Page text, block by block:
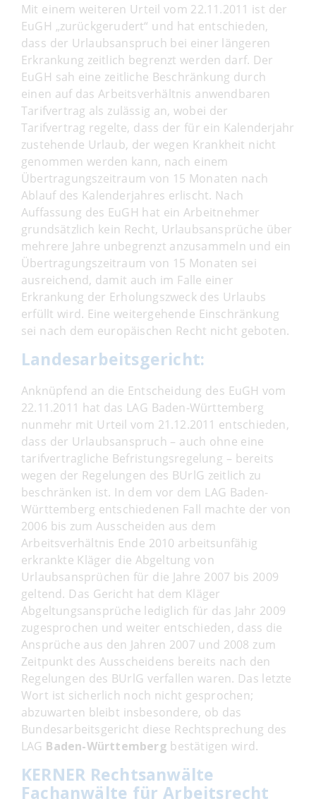
Mit einem weiteren Urteil vom 22.11.2011 ist der
EuGH „zurückgerudert“ und hat entschieden,
dass der Urlaubsanspruch bei einer längeren
Erkrankung zeitlich begrenzt werden darf. Der
EuGH sah eine zeitliche Beschränkung durch
einen auf das Arbeitsverhältnis anwendbaren
Tarifvertrag als zulässig an, wobei der
Tarifvertrag regelte, dass der für ein Kalenderjahr
zustehende Urlaub, der wegen Krankheit nicht
genommen werden kann, nach einem
Übertragungszeitraum von 15 Monaten nach
Ablauf des Kalenderjahres erlischt. Nach
Auffassung des EuGH hat ein Arbeitnehmer
grundsätzlich kein Recht, Urlaubsansprüche über
mehrere Jahre unbegrenzt anzusammeln und ein
Übertragungszeitraum von 15 Monaten sei
ausreichend, damit auch im Falle einer
Erkrankung der Erholungszweck des Urlaubs
erfüllt wird. Eine weitergehende Einschränkung
sei nach dem europäischen Recht nicht geboten.
Landesarbeitsgericht:
Anknüpfend an die Entscheidung des EuGH vom
22.11.2011 hat das LAG Baden-Württemberg
nunmehr mit Urteil vom 21.12.2011 entschieden,
dass der Urlaubsanspruch – auch ohne eine
tarifvertragliche Befristungsregelung – bereits
wegen der Regelungen des BUrlG zeitlich zu
beschränken ist. In dem vor dem LAG Baden-
Württemberg entschiedenen Fall machte der von
2006 bis zum Ausscheiden aus dem
Arbeitsverhältnis Ende 2010 arbeitsunfähig
erkrankte Kläger die Abgeltung von
Urlaubsansprüchen für die Jahre 2007 bis 2009
geltend. Das Gericht hat dem Kläger
Abgeltungsansprüche lediglich für das Jahr 2009
zugesprochen und weiter entschieden, dass die
Ansprüche aus den Jahren 2007 und 2008 zum
Zeitpunkt des Ausscheidens bereits nach den
Regelungen des BUrlG verfallen waren. Das letzte
Wort ist sicherlich noch nicht gesprochen;
abzuwarten bleibt insbesondere, ob das
Bundesarbeitsgericht diese Rechtsprechung des
LAG Baden-Württemberg bestätigen wird.
KERNER Rechtsanwälte
Fachanwälte für Arbeitsrecht